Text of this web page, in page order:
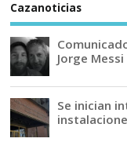
Cazanoticias
Jorge Messi
Se inician